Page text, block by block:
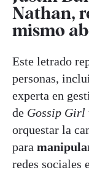
Nathan,
mismo
Este letrado
personas,
experta en
de Gossip Girl
orquestar la
para
redes sociales